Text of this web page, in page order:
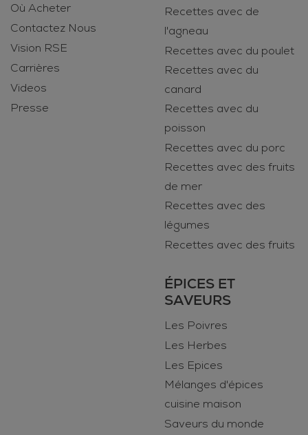
Où Acheter
Contactez Nous
Vision RSE
Carrières
Videos
Presse
Recettes avec de
l'agneau
Recettes avec du poulet
Recettes avec du
canard
Recettes avec du
poisson
Recettes avec du porc
Recettes avec des fruits
de mer
Recettes avec des
légumes
Recettes avec des fruits
ÉPICES ET
SAVEURS
Les Poivres
Les Herbes
Les Epices
Mélanges d'épices
cuisine maison
Saveurs du monde